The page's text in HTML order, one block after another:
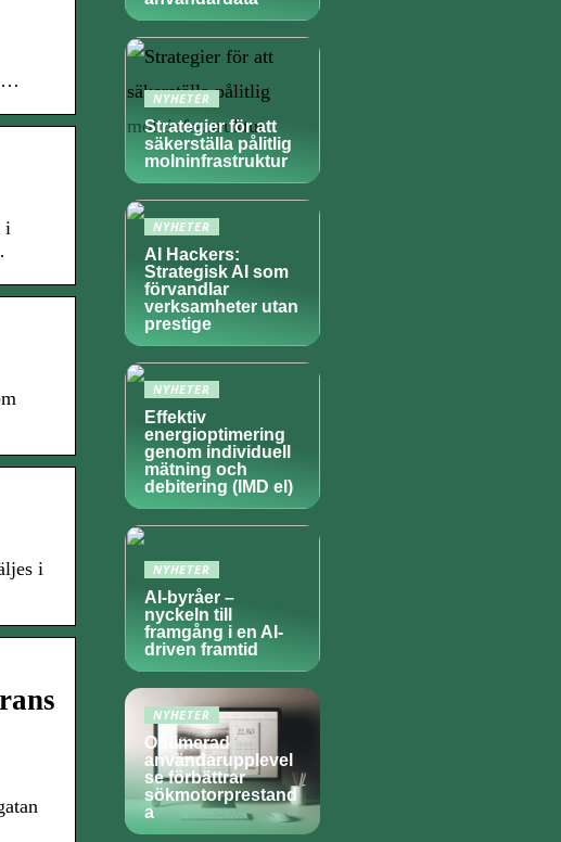
…
i
i
NYHETER
Strategier för att
säkerställa pålitlig
molninfrastruktur
NYHETER
AI Hackers:
Strategisk AI som
förvandlar
verksamheter utan
prestige
NYHETER
Effektiv
energioptimering
genom individuell
mätning och
debitering (IMD el)
NYHETER
AI-byråer –
nyckeln till
framgång i en AI-
driven framtid
NYHETER
Optimerad
användarupplevel
se förbättrar
sökmotorprestand
a